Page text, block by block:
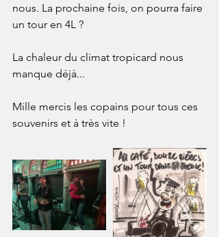
nous. La prochaine fois, on pourra faire
un tour en 4L ?
La chaleur du climat tropicard nous
manque déjà...
Mille mercis les copains pour tous ces
souvenirs et à très vite !